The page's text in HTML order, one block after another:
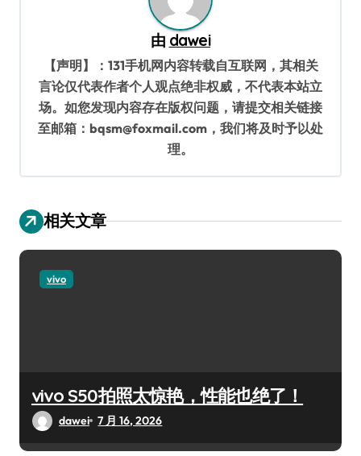
由 dawei
【声明】：131手机网内容转载自互联网，其相关
言论仅代表作者个人观点绝非权威，不代表本站立
场。如您发现内容存在版权问题，请提交相关链接
至邮箱：bqsm@foxmail.com，我们将及时予以处
理。
相关文章
vivo
vivo S50拍照太惊艳，性能也绝了！
dawei 7 月 16, 2026